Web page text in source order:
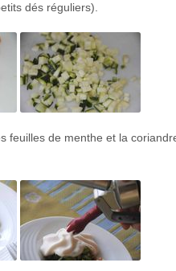
dés réguliers).
feuilles de menthe et la